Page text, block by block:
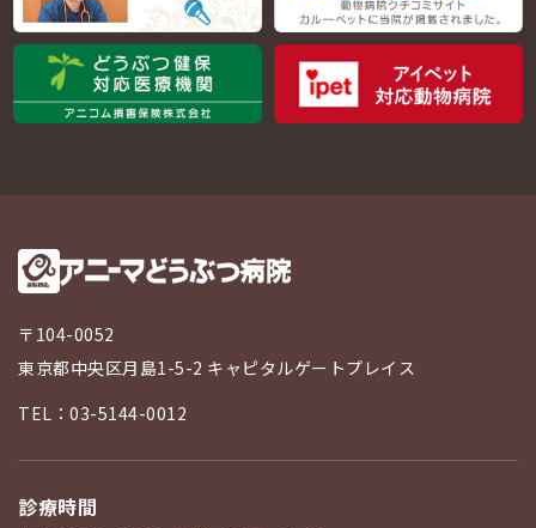
〒104-0052
東京都中央区月島1-5-2 キャピタルゲートプレイス
TEL：03-5144-0012
診療時間